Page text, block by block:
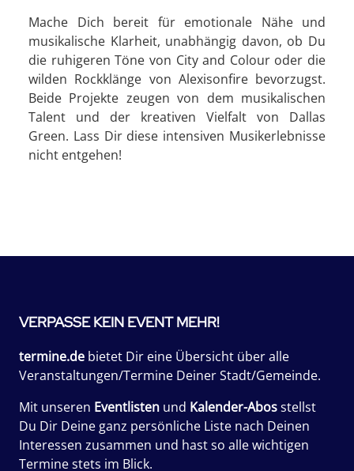
Mache Dich bereit für emotionale Nähe und
musikalische Klarheit, unabhängig davon, ob Du
die ruhigeren Töne von City and Colour oder die
wilden Rockklänge von Alexisonfire bevorzugst.
Beide Projekte zeugen von dem musikalischen
Talent und der kreativen Vielfalt von Dallas
Green. Lass Dir diese intensiven Musikerlebnisse
nicht entgehen!
VERPASSE KEIN EVENT MEHR!
termine.de bietet Dir eine Übersicht über alle
Veranstaltungen/Termine Deiner Stadt/Gemeinde.
Mit unseren Eventlisten und Kalender-Abosstellst
Du Dir Deine ganz persönliche Liste nach Deinen
Interessen zusammen und hast so alle wichtigen
Termine stets im Blick.